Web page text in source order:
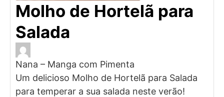
Molho de Hortelã para
Salada
Nana – Manga com Pimenta
Um delicioso Molho de Hortelã para Salada
para temperar a sua salada neste verão!